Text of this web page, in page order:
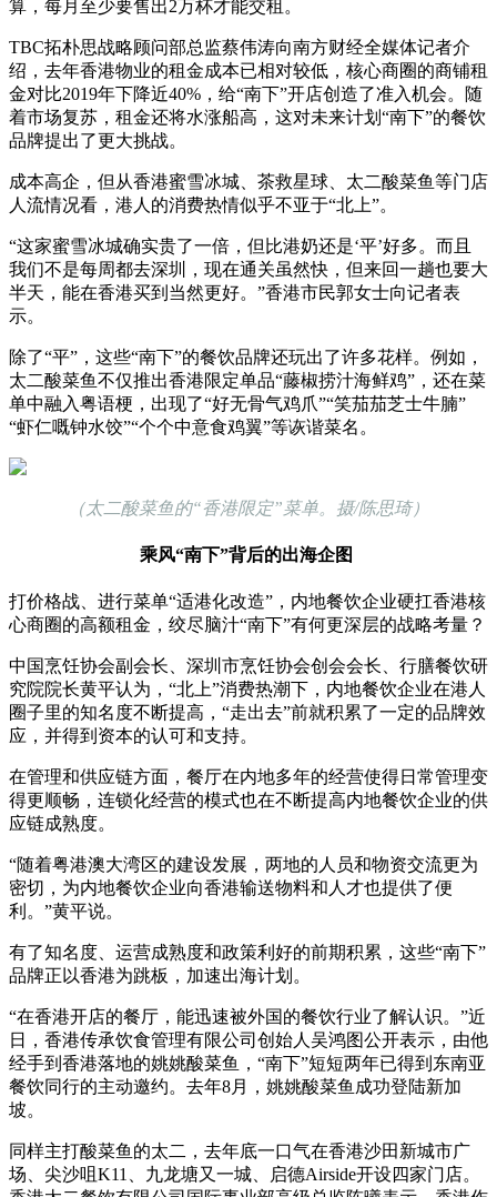
算，每月至少要售出2万杯才能交租。
TBC拓朴思战略顾问部总监蔡伟涛向南方财经全媒体记者介
绍，去年香港物业的租金成本已相对较低，核心商圈的商铺租
金对比2019年下降近40%，给“南下”开店创造了准入机会。随
着市场复苏，租金还将水涨船高，这对未来计划“南下”的餐饮
品牌提出了更大挑战。
成本高企，但从香港蜜雪冰城、茶救星球、太二酸菜鱼等门店
人流情况看，港人的消费热情似乎不亚于“北上”。
“这家蜜雪冰城确实贵了一倍，但比港奶还是‘平’好多。而且
我们不是每周都去深圳，现在通关虽然快，但来回一趟也要大
半天，能在香港买到当然更好。”香港市民郭女士向记者表
示。
除了“平”，这些“南下”的餐饮品牌还玩出了许多花样。例如，
太二酸菜鱼不仅推出香港限定单品“藤椒捞汁海鲜鸡”，还在菜
单中融入粤语梗，出现了“好无骨气鸡爪”“笑茄茄芝士牛腩”
“虾仁嘅钟水饺”“个个中意食鸡翼”等诙谐菜名。
（太二酸菜鱼的“香港限定”菜单。摄/陈思琦）
乘风“南下”背后的出海企图
打价格战、进行菜单“适港化改造”，内地餐饮企业硬扛香港核
心商圈的高额租金，绞尽脑汁“南下”有何更深层的战略考量？
中国烹饪协会副会长、深圳市烹饪协会创会会长、行膳餐饮研
究院院长黄平认为，“北上”消费热潮下，内地餐饮企业在港人
圈子里的知名度不断提高，“走出去”前就积累了一定的品牌效
应，并得到资本的认可和支持。
在管理和供应链方面，餐厅在内地多年的经营使得日常管理变
得更顺畅，连锁化经营的模式也在不断提高内地餐饮企业的供
应链成熟度。
“随着粤港澳大湾区的建设发展，两地的人员和物资交流更为
密切，为内地餐饮企业向香港输送物料和人才也提供了便
利。”黄平说。
有了知名度、运营成熟度和政策利好的前期积累，这些“南下”
品牌正以香港为跳板，加速出海计划。
“在香港开店的餐厅，能迅速被外国的餐饮行业了解认识。”近
日，香港传承饮食管理有限公司创始人吴鸿图公开表示，由他
经手到香港落地的姚姚酸菜鱼，“南下”短短两年已得到东南亚
餐饮同行的主动邀约。去年8月，姚姚酸菜鱼成功登陆新加
坡。
同样主打酸菜鱼的太二，去年底一口气在香港沙田新城市广
场、尖沙咀K11、九龙塘又一城、启德Airside开设四家门店。